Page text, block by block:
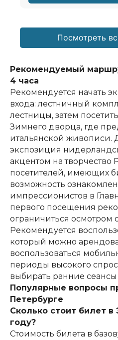
Посмотреть
Рекомендуемый
4 часа
Рекомендуется начать
входа: лестничный
лестницы, затем
Зимнего дворца, где
итальянской живописи.
экспозиция
акцентом на творчество
посетителей, имеющих
возможность
импрессионистов в
первого посещения
ограничиться осмотром
Рекомендуется
который можно
воспользоваться
периоды высокого
выбирать ранние
Популярные вопросы
Петербурге
Сколько стоит билет в
году?
Стоимость билета в